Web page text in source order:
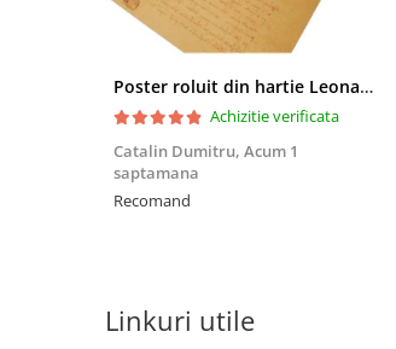
Poster roluit din hartie Leonardo Da Vinci, Vitruvian Man, vintage, 51x35 cm
Achizitie verificata
Catalin Dumitru, Acum 1
saptamana
Recomand
Linkuri utile